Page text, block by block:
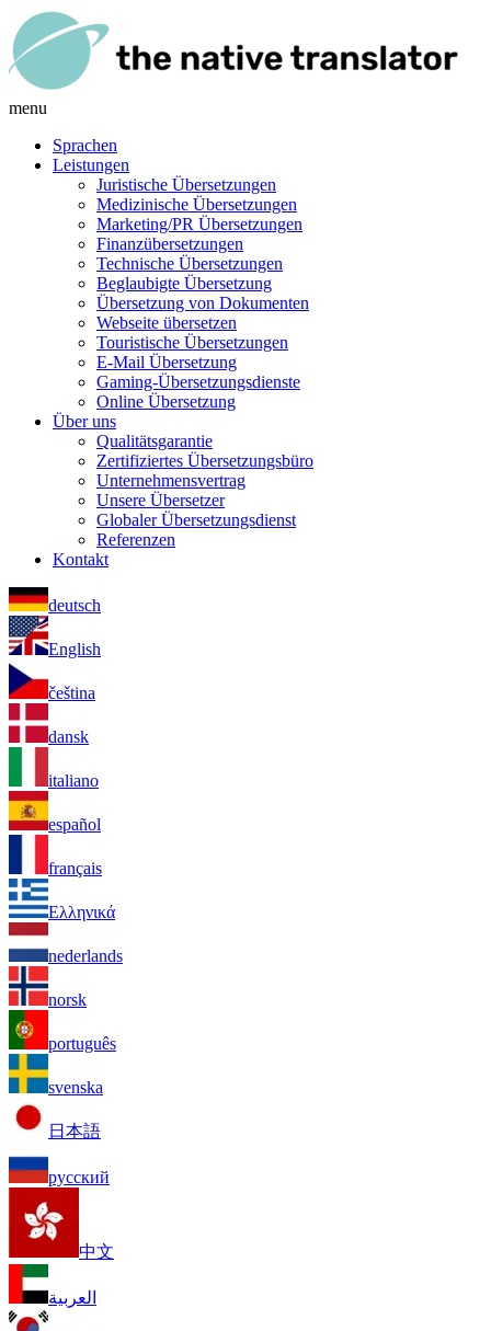
menu
Sprachen
Leistungen
Juristische Übersetzungen
Medizinische Übersetzungen
Marketing/PR Übersetzungen
Finanzübersetzungen
Technische Übersetzungen
Beglaubigte Übersetzung
Übersetzung von Dokumenten
Webseite übersetzen
Touristische Übersetzungen
E-Mail Übersetzung
Gaming-Übersetzungsdienste
Online Übersetzung
Über uns
Qualitätsgarantie
Zertifiziertes Übersetzungsbüro
Unternehmensvertrag
Unsere Übersetzer
Globaler Übersetzungsdienst
Referenzen
Kontakt
deutsch
English
čeština
dansk
italiano
español
français
Ελληνικά
nederlands
norsk
português
svenska
日本語
русский
中文
العربية